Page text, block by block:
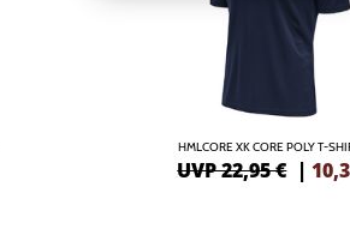
HMLCORE XK CORE POLY T-
UVP 22,95 € |